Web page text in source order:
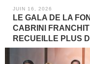
JUIN 16, 2026
LE GALA DE LA
CABRINI
RECUEILLE PLUS